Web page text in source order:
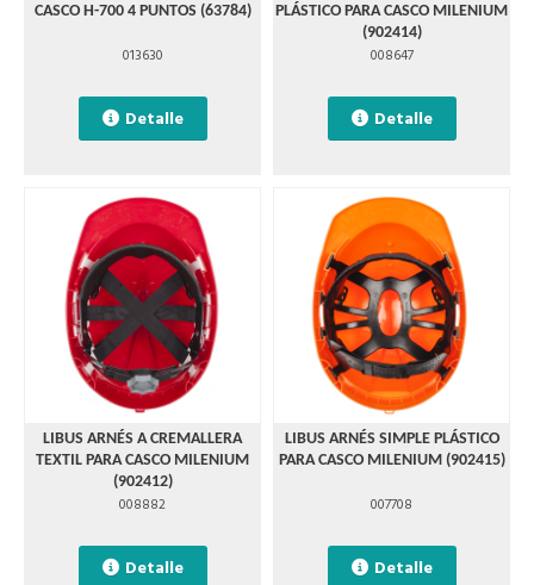
CASCO H-700 4 PUNTOS (63784)
013630
Detalle
PLÁSTICO PARA CASCO MILENIUM
(902414)
008647
Detalle
LIBUS ARNÉS A CREMALLERA
TEXTIL PARA CASCO MILENIUM
(902412)
008882
Detalle
LIBUS ARNÉS SIMPLE PLÁSTICO
PARA CASCO MILENIUM (902415)
007708
Detalle